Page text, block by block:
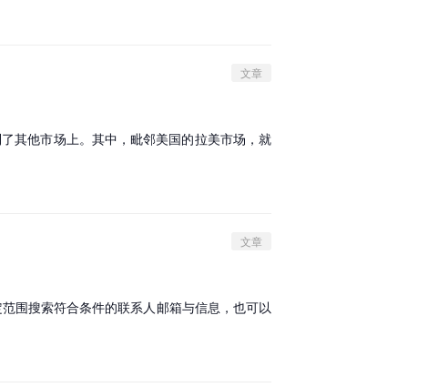
文章
其他市场上。其中，毗邻美国的拉美市场，就
文章
围搜索符合条件的联系人邮箱与信息，也可以